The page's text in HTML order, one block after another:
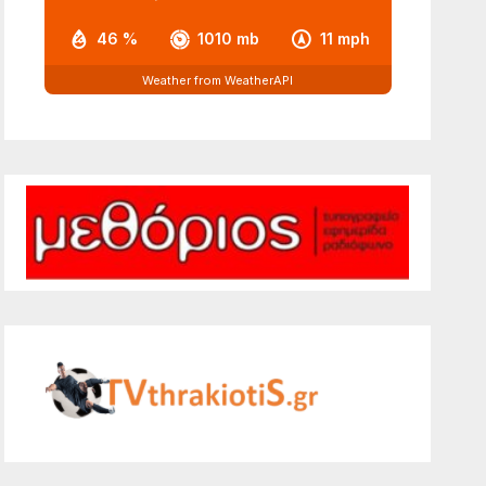
46 % 1010 mb 11 mph
Weather from WeatherAPI